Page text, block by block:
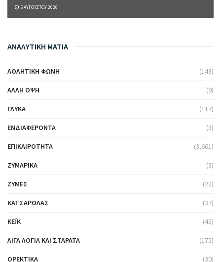
5 ΑΥΓΟΎΣΤΟΥ 2026
ΑΝΑΛΥΤΙΚΗ ΜΑΤΙΑ
ΑΘΛΗΤΙΚΉ ΦΩΝΉ (143)
ΆΛΛΗ ΌΨΗ (9)
ΓΛΥΚΆ (117)
ΕΝΔΙΑΦΈΡΟΝΤΑ (3)
ΕΠΙΚΑΙΡΌΤΗΤΑ (3,661)
ΖΥΜΑΡΙΚΆ (3)
ΖΎΜΕΣ (22)
ΚΑΤΣΑΡΌΛΑΣ (37)
ΚΈΙΚ (45)
ΛΊΓΑ ΛΌΓΙΑ ΚΑΙ ΣΤΑΡΆΤΑ (175)
ΟΡΕΚΤΙΚΆ (30)